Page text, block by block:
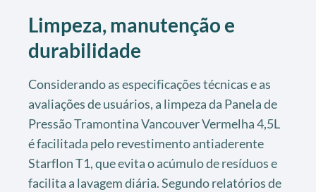
Limpeza, manutenção e
durabilidade
Considerando as especificações técnicas e as
avaliações de usuários, a limpeza da Panela de
Pressão Tramontina Vancouver Vermelha 4,5L
é facilitada pelo revestimento antiaderente
Starflon T1, que evita o acúmulo de resíduos e
facilita a lavagem diária. Segundo relatórios de